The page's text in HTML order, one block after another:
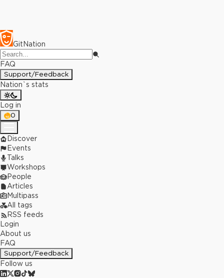
GitNation
FAQ
Support/Feedback
Nation`s stats
Log in
0
Discover
Events
Talks
Workshops
People
Articles
Multipass
All tags
RSS feeds
Login
About us
FAQ
Support/Feedback
Follow us